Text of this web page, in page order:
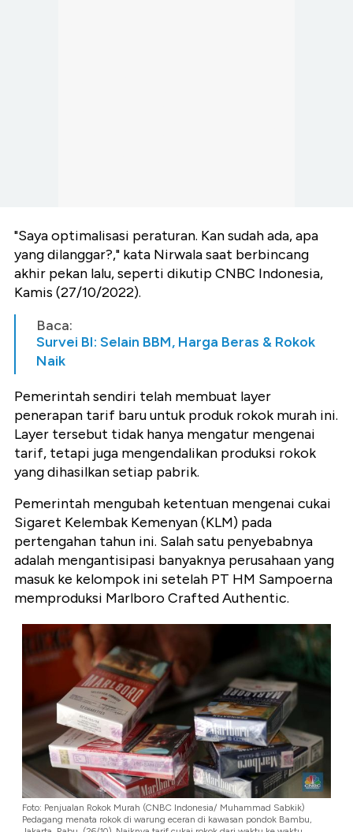
"Saya optimalisasi peraturan. Kan sudah ada, apa
yang dilanggar?," kata Nirwala saat berbincang
akhir pekan lalu, seperti dikutip CNBC Indonesia,
Kamis (27/10/2022).
Baca:
Survei BI: Selain BBM, Harga Beras & Rokok
Naik
Pemerintah sendiri telah membuat layer
penerapan tarif baru untuk produk rokok murah ini.
Layer tersebut tidak hanya mengatur mengenai
tarif, tetapi juga mengendalikan produksi rokok
yang dihasilkan setiap pabrik.
Pemerintah mengubah ketentuan mengenai cukai
Sigaret Kelembak Kemenyan (KLM) pada
pertengahan tahun ini. Salah satu penyebabnya
adalah mengantisipasi banyaknya perusahaan yang
masuk ke kelompok ini setelah PT HM Sampoerna
memproduksi Marlboro Crafted Authentic.
Foto: Penjualan Rokok Murah (CNBC Indonesia/ Muhammad Sabkik)
Pedagang menata rokok di warung eceran di kawasan pondok Bambu,